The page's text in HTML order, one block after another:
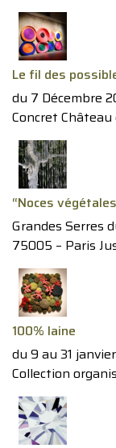
Le fil des
du 7 Décembre
Concret
“Noces
Grandes Serres
75005 – Paris
100% laine
du 9 au 31
Collection